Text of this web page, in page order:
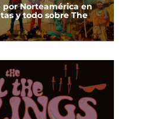
Norteamérica en
y todo sobre The